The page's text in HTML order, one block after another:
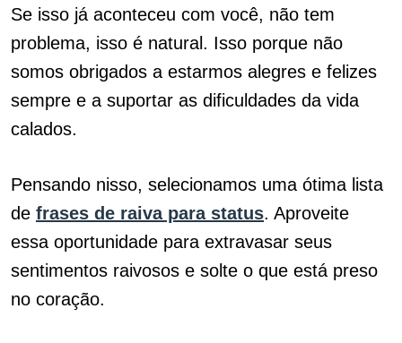
Se isso já aconteceu com você, não tem
problema, isso é natural. Isso porque não
somos obrigados a estarmos alegres e felizes
sempre e a suportar as dificuldades da vida
calados.
Pensando nisso, selecionamos uma ótima lista
de frases de raiva para status. Aproveite
essa oportunidade para extravasar seus
sentimentos raivosos e solte o que está preso
no coração.